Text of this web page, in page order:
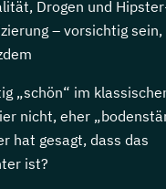
Drogen und
– vorsichtig
„schön“ im
nicht, eher
hat gesagt, dass das
ist?